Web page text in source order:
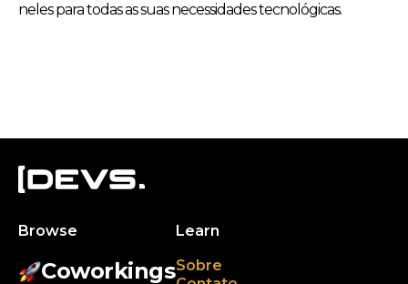
neles para todas as suas necessidades tecnológicas.
Browse
Coworkings
Learn
Sobre